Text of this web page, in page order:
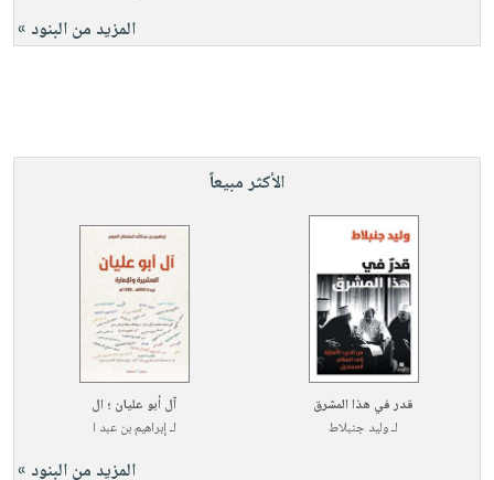
المزيد من البنود »
الأكثر مبيعاً
قدر في هذا المشرق
لـوليد جنبلاط
آل أبو عليان ؛ ال
لـإبراهيم بن عبد ا
المزيد من البنود »